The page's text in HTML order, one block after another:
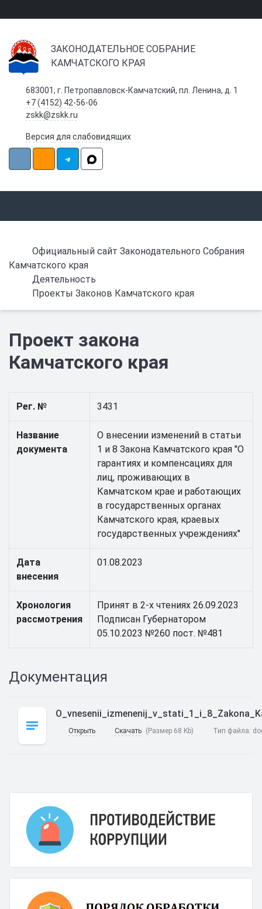
ЗАКОНОДАТЕЛЬНОЕ СОБРАНИЕ
КАМЧАТСКОГО КРАЯ
683001, г. Петропавловск-Камчатский, пл. Ленина, д. 1
+7 (4152) 42-56-06
zskk@zskk.ru
Версия для слабовидящих
Официальный сайт Законодательного Собрания
Камчатского края
Деятельность
Проекты Законов Камчатского края
Проект закона
Камчатского края
Рег. № 3431
Название
документа
О внесении изменений в статьи
1 и 8 Закона Камчатского края "О
гарантиях и компенсациях для
лиц, проживающих в
Камчатском крае и работающих
в государственных органах
Камчатского края, краевых
государственных учреждениях"
Дата
внесения
01.08.2023
Хронология
рассмотрения
Принят в 2-х чтениях 26.09.2023
Подписан Губернатором
05.10.2023 №260 пост. №481
Документация
Открыть Скачать (Размер 68 Kb) Тип файла: